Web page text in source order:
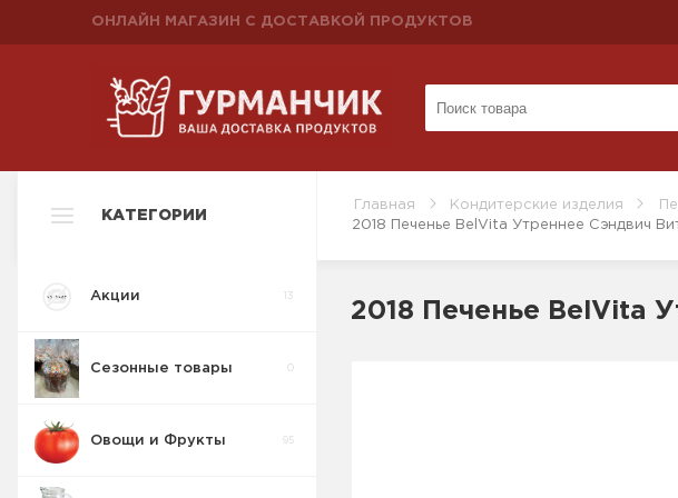
ОНЛАЙН МАГАЗИН С ДОСТАВКОЙ ПРОДУКТОВ
Главная Кондитерские изделия
2018 Печенье BelVita Утреннее Сэндвич
КАТЕГОРИИ
Акции 13
Сезонные товары
Овощи и Фрукты 95
2018 Печенье BelVita